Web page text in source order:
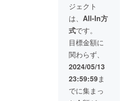
ジェクト
は、 All-In方
式です。
目標金額に
関わらず、
2024/05/13
23:59:59ま
でに集まっ